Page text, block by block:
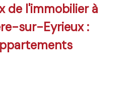
de l'immobilier à
sur-Eyrieux :